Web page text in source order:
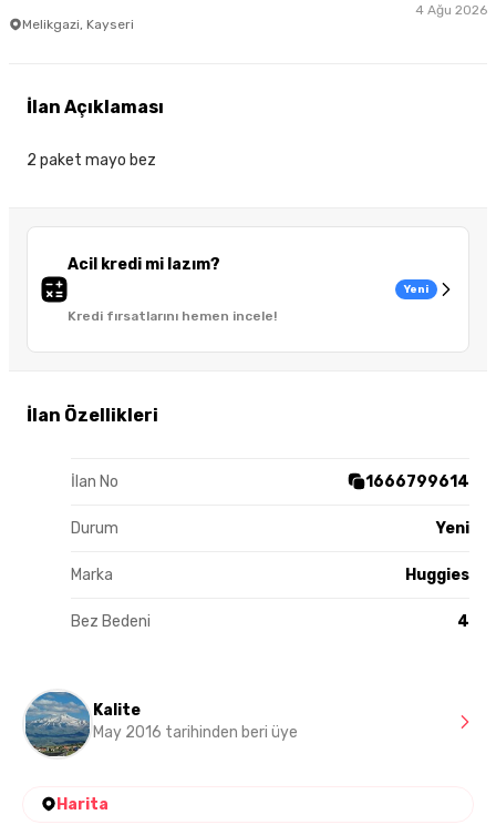
Melikgazi, Kayseri
4 Ağu 2026
Acil kredi mi lazım?
Kredi fırsatlarını hemen incele!
Yeni
İlan Özellikleri
İlan No 1666799614
Durum Yeni
Marka Huggies
Bez Bedeni 4
İlan Açıklaması
2 paket mayo bez
Kalite
May 2016 tarihinden beri üye
Harita